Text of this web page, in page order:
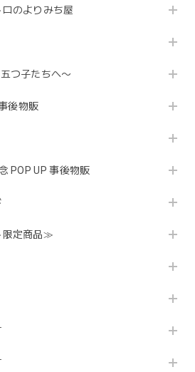
ロのよりみち屋
つ子たちへ〜
後物販
POP UP 事後物販
限定商品≫